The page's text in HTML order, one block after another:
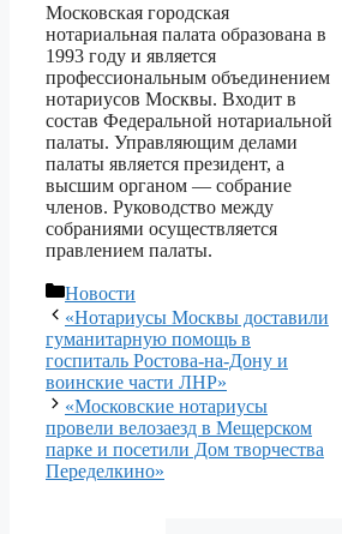
Московская городская
нотариальная палата образована в
1993 году и является
профессиональным объединением
нотариусов Москвы. Входит в
состав Федеральной нотариальной
палаты. Управляющим делами
палаты является президент, а
высшим органом — собрание
членов. Руководство между
собраниями осуществляется
правлением палаты.
Рубрики
Новости
«Нотариусы Москвы доставили
гуманитарную помощь в
госпиталь Ростова-на-Дону и
воинские части ЛНР»
«Московские нотариусы
провели велозаезд в Мещерском
парке и посетили Дом творчества
Переделкино»